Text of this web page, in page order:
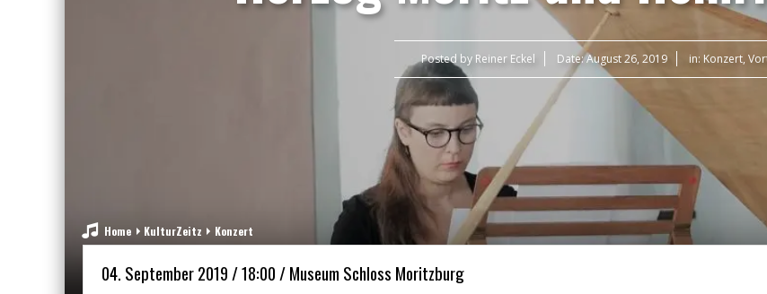
Posted by Reiner Eckel Date:August 26, 2019 in: Konzert,
Home KulturZeitz Konzert
04. September 2019 / 18:00 / Museum Schloss Moritzburg